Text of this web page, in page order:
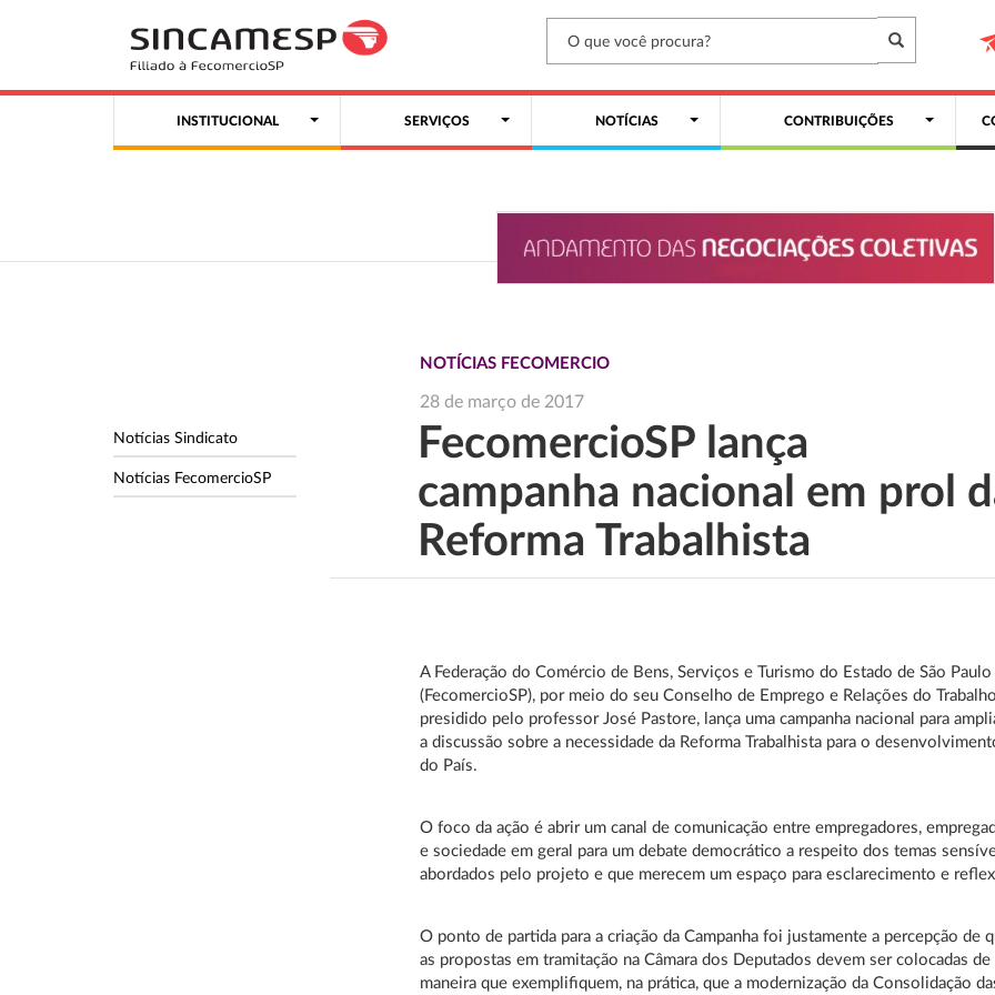
INSTITUCIONAL SERVIÇOS NOTÍCIAS CONTRIBUIÇÕES
Notícias Sindicato
Notícias FecomercioSP
NOTÍCIAS FECOMERCIO
28 de março de 2017
FecomercioSP lança
campanha nacional em prol
Reforma Trabalhista
A Federação do Comércio de Bens, Serviços e Turismo do Estado de São Paulo
(FecomercioSP), por meio do seu Conselho de Emprego e Relações do
presidido pelo professor José Pastore, lança uma campanha nacional para
a discussão sobre a necessidade da Reforma Trabalhista para o
do País.
O foco da ação é abrir um canal de comunicação entre empregadores,
e sociedade em geral para um debate democrático a respeito dos temas
abordados pelo projeto e que merecem um espaço para esclarecimento e
O ponto de partida para a criação da Campanha foi justamente a percepção de
as propostas em tramitação na Câmara dos Deputados devem ser colocadas de
maneira que exemplifiquem, na prática, que a modernização da Consolidação